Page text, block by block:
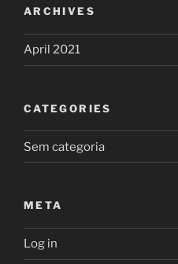
ARCHIVES
April 2021
CATEGORIES
Sem categoria
META
Log in